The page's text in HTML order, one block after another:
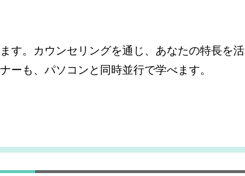
す。カウンセリングを通じ、あなたの特長を活
ーも、パソコンと同時並行で学べます。